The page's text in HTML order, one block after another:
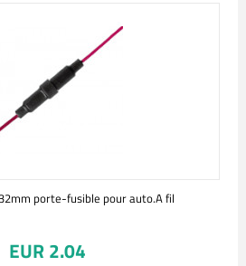
porte-fusible pour auto.A fil
EUR 2.04